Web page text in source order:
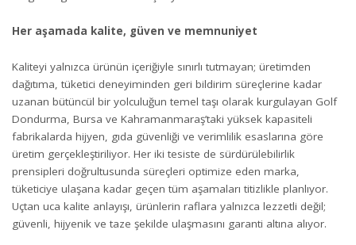
Her aşamada kalite, güven ve memnuniyet
Kaliteyi yalnızca ürünün içeriğiyle sınırlı tutmayan; üretimden
dağıtıma, tüketici deneyiminden geri bildirim süreçlerine kadar
uzanan bütüncül bir yolculuğun temel taşı olarak kurgulayan Golf
Dondurma, Bursa ve Kahramanmaraş’taki yüksek kapasiteli
fabrikalarda hijyen, gıda güvenliği ve verimlilik esaslarına göre
üretim gerçekleştiriliyor. Her iki tesiste de sürdürülebilirlik
prensipleri doğrultusunda süreçleri optimize eden marka,
tüketiciye ulaşana kadar geçen tüm aşamaları titizlikle planlıyor.
Uçtan uca kalite anlayışı, ürünlerin raflara yalnızca lezzetli değil;
güvenli, hijyenik ve taze şekilde ulaşmasını garanti altına alıyor.